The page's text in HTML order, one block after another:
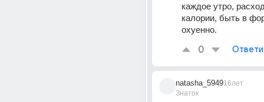
каждое утро,
калории, быть в
охуенно.
0
natasha_5949
Знаток
16лет